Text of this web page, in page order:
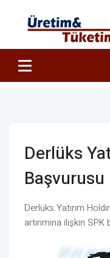
Derlüks
Başvurusu
Derlüks Yatırım
artırımına ilişkin